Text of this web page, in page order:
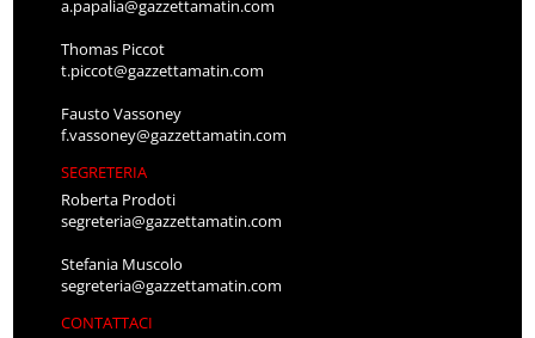
a.papalia@gazzettamatin.com
Thomas Piccot
t.piccot@gazzettamatin.com
Fausto Vassoney
f.vassoney@gazzettamatin.com
SEGRETERIA
Roberta Prodoti
segreteria@gazzettamatin.com
Stefania Muscolo
segreteria@gazzettamatin.com
CONTATTACI